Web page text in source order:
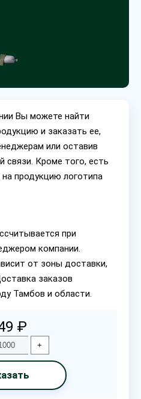
Вы можете найти
и заказать ее,
или оставив
связи. Кроме того, есть
продукцию логотипа
при
компании.
от зоны доставки,
заказов
Тамбов и области.
₽
+